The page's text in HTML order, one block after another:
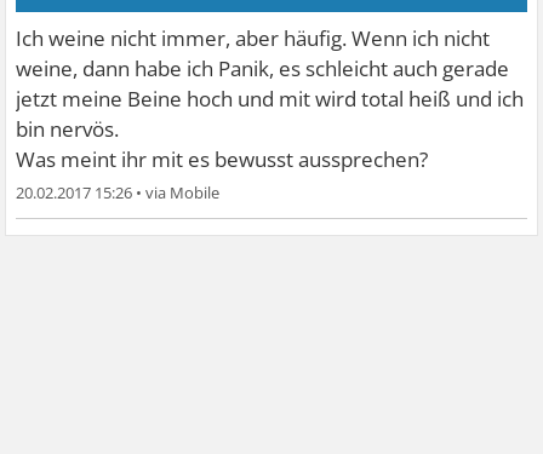
Ich weine nicht immer, aber häufig. Wenn ich nicht
weine, dann habe ich Panik, es schleicht auch gerade
jetzt meine Beine hoch und mit wird total heiß und ich
bin nervös.
Was meint ihr mit es bewusst aussprechen?
20.02.2017 15:26 •